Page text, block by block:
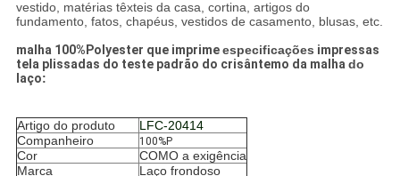
vestido, matérias têxteis da casa, cortina, artigos do
fundamento, fatos, chapéus, vestidos de casamento, blusas, etc.
malha 100%Polyester que imprimeespecificações impressas
tela plissadas do teste padrão do crisântemo da malhado
laço:
Artigo do produto
LFC-20414
Companheiro
100%P
Cor
COMO a exigência
Marca
Laço frondoso